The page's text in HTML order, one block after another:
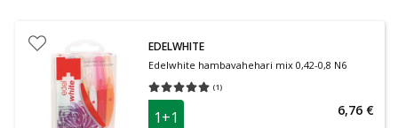
EDELWHITE
Edelwhite hambavahehari mix 0,42-0,8 N6
(1)
Keskmine hinnang 5.00
1+1 6,76 €